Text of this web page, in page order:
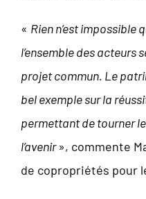
« Rien n’est impossible
l’ensemble des acteurs
projet commun. Le
bel exemple sur la
permettant de tourner
l’avenir», commente
de copropriétés pour